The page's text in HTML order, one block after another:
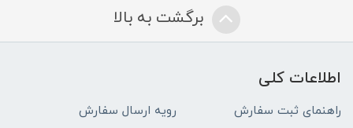
برگشت به بالا
اطلاعات کلی
راهنمای ثبت سفارش
رویه ارسال سفارش